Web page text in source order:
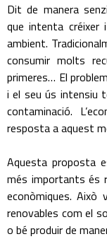
Dit de manera
que intenta créixer
ambient.
consumir molts
primeres… El
i el seu ús intensiu
contaminació.
resposta a aquest
Aquesta proposta
més importants és
econòmiques. Això
renovables com el
o bé produir de